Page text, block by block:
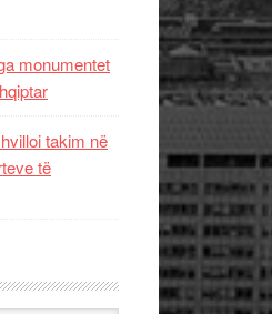
monumentet
takim në
të